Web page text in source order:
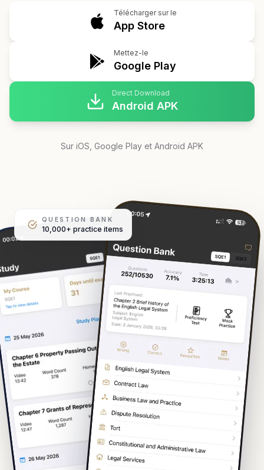
Télécharger sur le
App Store
Mettez-le
Google Play
Direct Download
Android APK
Sur iOS, Google Play et Android APK
QUESTION BANK
10,000+ practice items